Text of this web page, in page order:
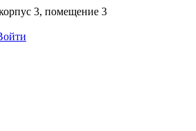
3, помещение 3